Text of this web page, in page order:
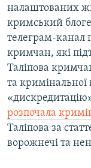
налаштованих
кримський
телеграм-канал
кримчан, які
Таліпова
та кримінальної
розпочала
Таліпова за
ворожнечі та